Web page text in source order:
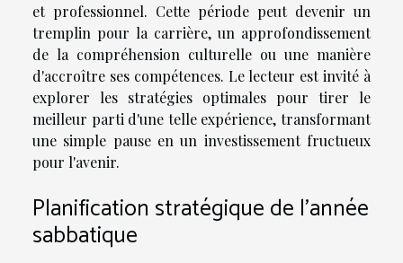
et professionnel. Cette période peut devenir un
tremplin pour la carrière, un approfondissement
de la compréhension culturelle ou une manière
d'accroître ses compétences. Le lecteur est invité à
explorer les stratégies optimales pour tirer le
meilleur parti d'une telle expérience, transformant
une simple pause en un investissement fructueux
pour l'avenir.
Planification stratégique de l'année
sabbatique